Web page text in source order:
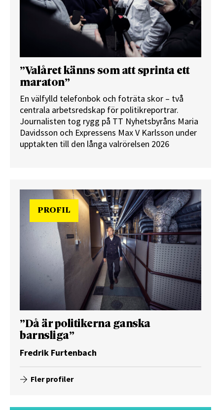
”Valåret känns som att sprinta ett
maraton”
En välfylld telefonbok och foträta skor – två
centrala arbetsredskap för politikreportrar.
Journalisten tog rygg på TT Nyhetsbyråns Maria
Davidsson och Expressens Max V Karlsson under
upptakten till den långa valrörelsen 2026
PROFIL
”Då är politikerna ganska
barnsliga”
Fredrik Furtenbach
Fler profiler